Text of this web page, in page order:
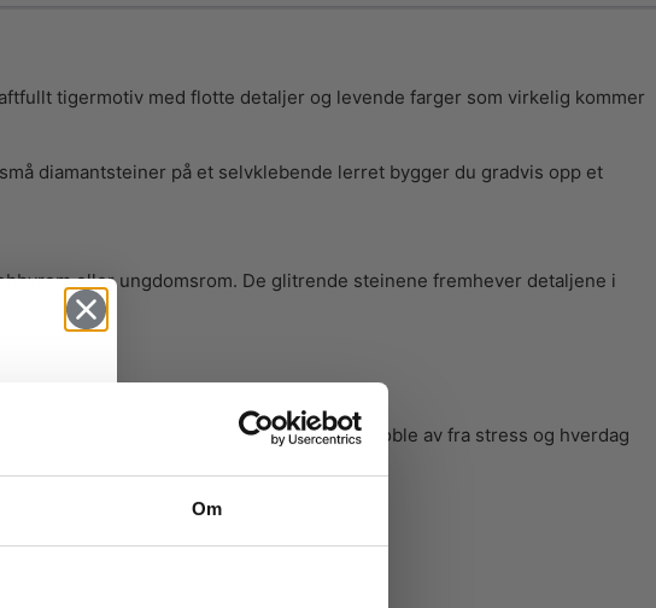
Om
tigermotiv med flotte detaljer og levende farger som virkelig kommer
diamantsteiner på et selvklebende lerret bygger du gradvis opp et
eller ungdomsrom. De glitrende steinene fremhever detaljene i
plasseringen av steinene hjelper deg å koble av fra stress og hverdag